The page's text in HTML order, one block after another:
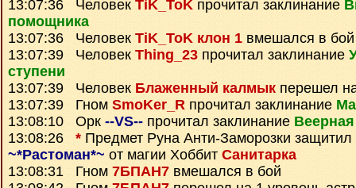
13:07:36 Человек TiK_ToK прочитал заклинание
помощника
13:07:36 Человек TiK_ToK клон 1 вмешался в бой
13:07:39 Человек Thing_23 прочитал заклинание
ступени
13:07:39 Человек Блаженный калмык перешел
13:07:39 Гном SmoKer_R прочитал заклинание
13:08:10 Орк --VS-- прочитал заклинание
13:08:26 * Предмет Руна Анти-Заморозки
~*Растоман*~ от магии Хоббит Санитарка
13:08:31 Гном 7БПАН7 вмешался в бой